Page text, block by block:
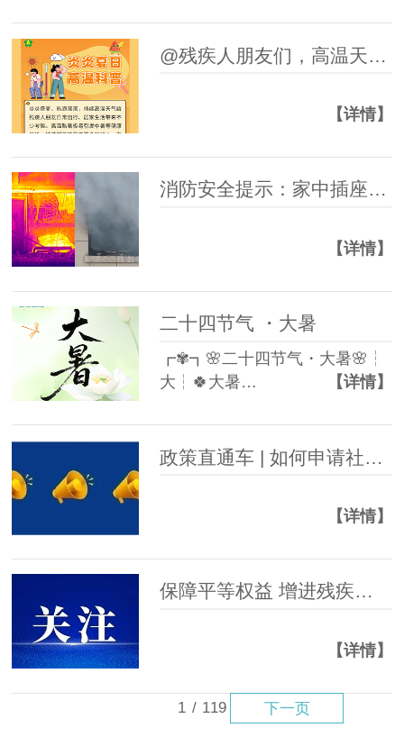
@残疾人朋友们，高温天气防暑科普指南请查收~
【详情】
消防安全提示：家中插座起火，如何正确处理！
【详情】
二十四节气 ・大暑
┏✾┓🌸二十四节气・大暑🌸┆
大┆🍀大暑…
【详情】
政策直通车 | 如何申请社会救助？全流程详解
【详情】
保障平等权益 增进残疾人福祉
【详情】
1 / 119 下一页